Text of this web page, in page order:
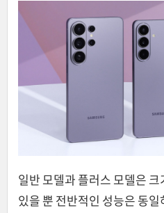
일반 모델과 플러스 모델은
있을 뿐 전반적인 성능은 동일